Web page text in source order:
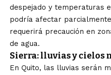
despejado y temperaturas
podría afectar
requerirá precaución en
de agua.
Sierra: lluvias y cielos
En Quito, las lluvias serán